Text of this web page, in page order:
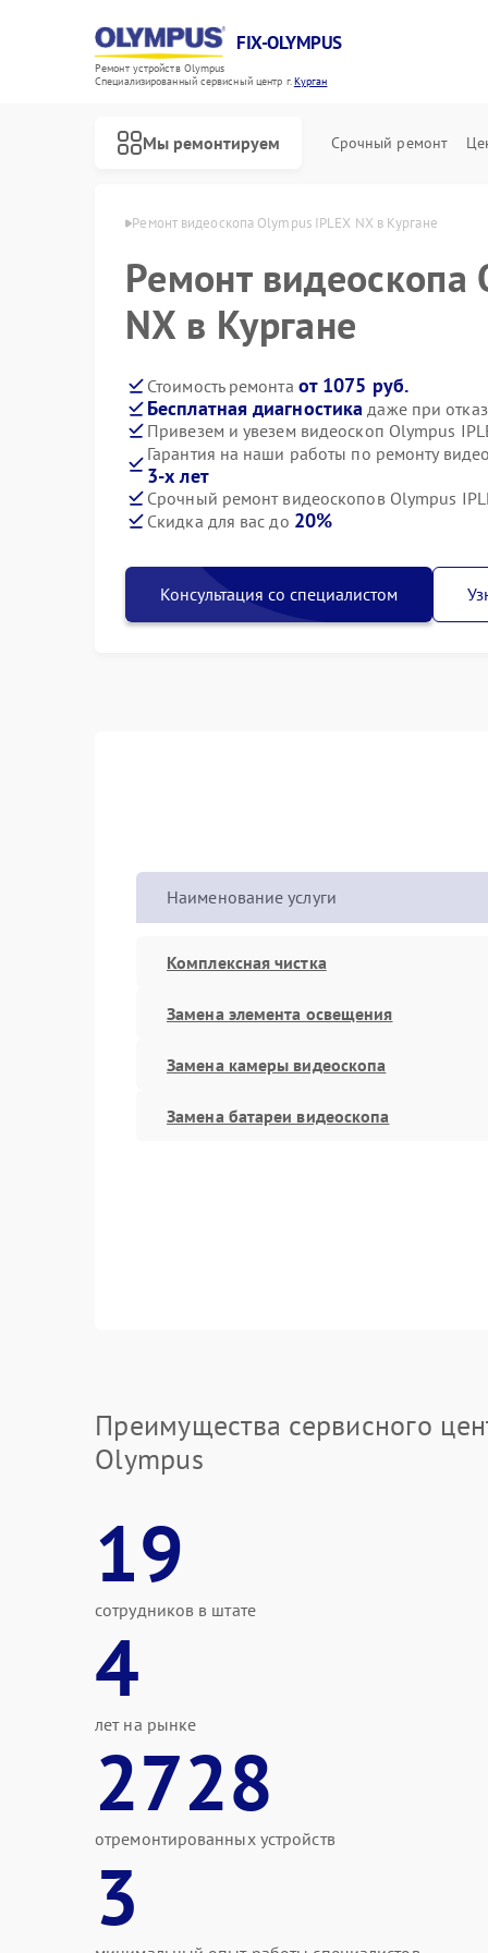
FIX-OLYMPUS
Ремонт устройств Olympus
Специализированный cервисный центр г.Курган
Мы ремонтируем Срочный ремонт
Olympus в Кургане Ремонт видеоскопа Olympus IPLEX NX в Кургане
Ремонт видеоскопа
NX в Кургане
Стоимость ремонта от 1075 руб.
Бесплатная диагностика даже при
Привезем и увезем видеоскоп Olympus
Гарантия на наши работы по ремонту
3-х лет
Срочный ремонт видеоскопов Olympus
Скидка для вас до 20%
Консультация со специалистом
Наименование услуги
Комплексная чистка
Замена элемента освещения
Замена камеры видеоскопа
Замена батареи видеоскопа
Преимущества сервисного
Olympus
19
сотрудников в штате
4
лет на рынке
2728
отремонтированных устройств
3